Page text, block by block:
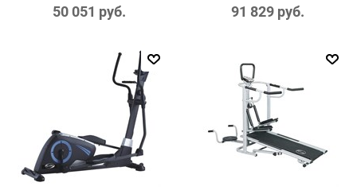
50 051 руб. 91 829 руб.